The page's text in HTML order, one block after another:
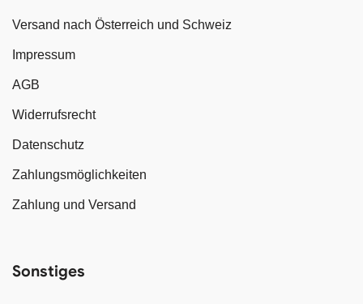
Versand nach Österreich und Schweiz
Impressum
AGB
Widerrufsrecht
Datenschutz
Zahlungsmöglichkeiten
Zahlung und Versand
Sonstiges